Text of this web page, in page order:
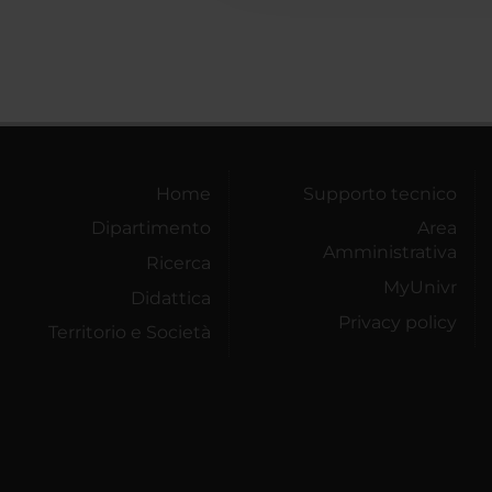
Home
Dipartimento
Ricerca
Didattica
Territorio e Società
Supporto tecnico
Area
Amministrativa
MyUnivr
Privacy policy